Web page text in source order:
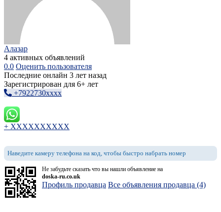
Алазар
4 активных объявлений
0.0 Оценить пользователя
Последние онлайн 3 лет назад
Зарегистрирован для 6+ лет
+7922730xxxx
+ XXXXXXXXXX
Наведите камеру телефона на код, чтобы быстро набрать номер
Не забудьте сказать что вы нашли объявление на
doska-ru.co.uk
Профиль продавца Все объявления продавца (4)